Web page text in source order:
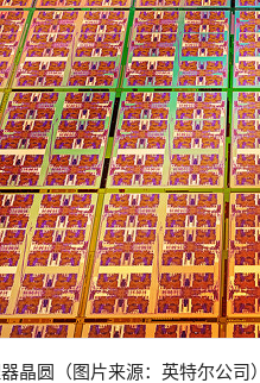
晶圆（图片来源：英特尔公司）